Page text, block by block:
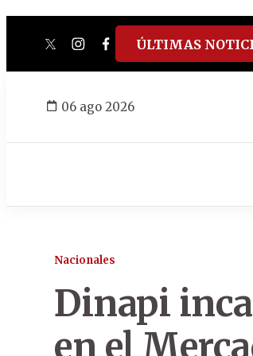
twitterinstagram
facebook
tiktokyoutube
spotify
ÚLTIMAS
06 ago 2026
Nacionales
Dinapi
en el